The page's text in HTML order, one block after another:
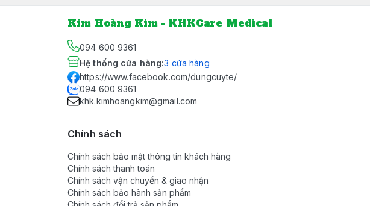
Kim Hoàng Kim - KHKCare Medical
094 600 9361
Hệ thống cửa hàng:3 cửa hàng
https://www.facebook.com/dungcuyte/
094 600 9361
khk.kimhoangkim@gmail.com
Chính sách
Chính sách bảo mật thông tin khách hàng
Chính sách thanh toán
Chính sách vận chuyển & giao nhận
Chính sách bảo hành sản phẩm